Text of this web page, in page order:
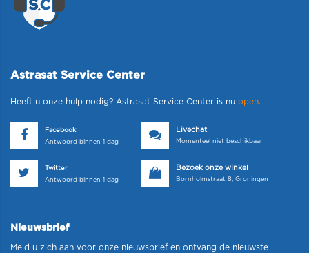
Astrasat Service Center
Heeft u onze hulp nodig? Astrasat Service Center is nu open.
Facebook
Antwoord binnen 1 dag
Livechat
Momenteel niet beschikbaar
Twitter
Antwoord binnen 1 dag
Bezoek onze winkel
Bornholmstraat 8, Groningen
Nieuwsbrief
Meld u zich aan voor onze nieuwsbrief en ontvang de nieuwste